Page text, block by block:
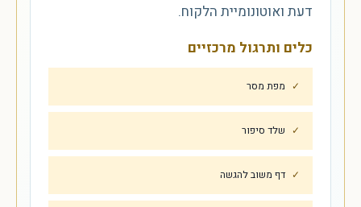
דעת ואוטונומיית הלקוח.
כלים ותרגול מרכזיים
מפת מסר
שלד סיפור
דף משוב להגשה